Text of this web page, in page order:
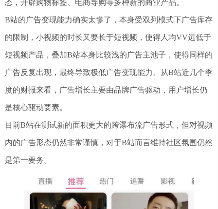
态，开辟购物标签、电商导购等多种新的商业产品。
B站的广告变现能力确实太惨了，本身受双列模式下广告库存
的限制，小视频的时长又要长于短视频，使得人均VV远低于
短视频产品，叠加B站本身比较浅的广告主池子，使得同样的
广告反复出现，最终导致极低广告变现能力。从B站近几个季
度的财报来看，广告增长主要由品牌广告驱动，用户增长仍
是核心驱动要素。
目前B站在测试新的面积更大的跨瀑布流广告形式，但对视频
内的广告形态仍然非常谨慎，对于B站而言维持社区氛围仍然
是第一要务。